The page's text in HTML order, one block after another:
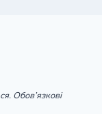
Обов’язкові